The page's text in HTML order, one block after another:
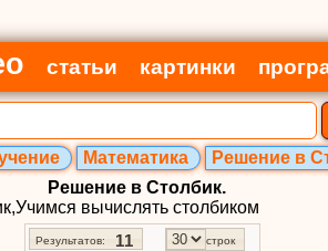
статьи картинки
Математика
Решение в
Решение в Столбик.
вычислять столбиком
Результатов: 11 строк